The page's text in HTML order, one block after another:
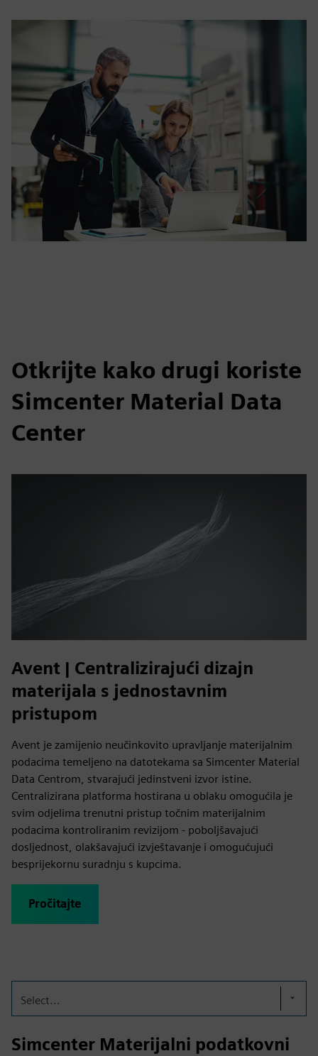
Otkrijte kako drugi koriste
Simcenter Material Data
Center
Avent | Centralizirajući dizajn
materijala s jednostavnim
pristupom
Avent je zamijenio neučinkovito upravljanje materijalnim
podacima temeljeno na datotekama sa Simcenter Material
Data Centrom, stvarajući jedinstveni izvor istine.
Centralizirana platforma hostirana u oblaku omogućila je
svim odjelima trenutni pristup točnim materijalnim
podacima kontroliranim revizijom - poboljšavajući
dosljednost, olakšavajući izvještavanje i omogućujući
besprijekornu suradnju s kupcima.
Pročitajte
Select...
Simcenter Materijalni podatkovni